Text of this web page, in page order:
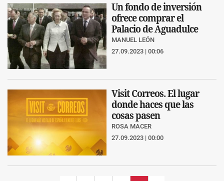
Un fondo de inversión
ofrece comprar el
Palacio de Aguadulce
MANUEL LEÓN
27.09.2023 | 00:06
Visit Correos. El lugar
donde haces que las
cosas pasen
ROSA MACER
27.09.2023 | 00:00